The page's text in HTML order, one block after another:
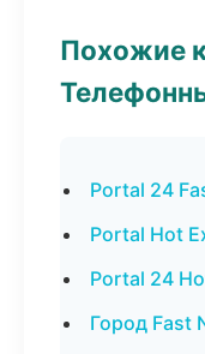
Похожие
Portal 24
Portal Hot
Portal 24
Город Fast